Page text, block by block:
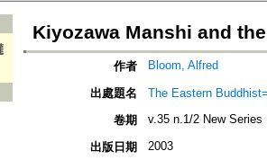
Kiyozawa Manshi and
作者 Bloom, Alfred
出處題名
The Eastern
卷期
v.35 n.1/2 New Series
出版日期 2003